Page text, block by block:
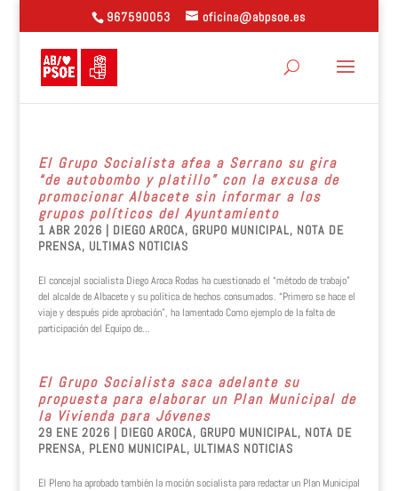
967590053 oficina@abpsoe.es
El Grupo Socialista afea a Serrano su gira
“de autobombo y platillo” con la excusa de
promocionar Albacete sin informar a los
grupos políticos del Ayuntamiento
1 ABR 2026 | DIEGO AROCA, GRUPO MUNICIPAL, NOTA DE
PRENSA, ULTIMAS NOTICIAS
El concejal socialista Diego Aroca Rodas ha cuestionado el “método de trabajo”
del alcalde de Albacete y su política de hechos consumados. “Primero se hace el
viaje y después pide aprobación”, ha lamentado Como ejemplo de la falta de
participación del Equipo de...
El Grupo Socialista saca adelante su
propuesta para elaborar un Plan Municipal de
la Vivienda para Jóvenes
29 ENE 2026 | DIEGO AROCA, GRUPO MUNICIPAL, NOTA DE
PRENSA, PLENO MUNICIPAL, ULTIMAS NOTICIAS
El Pleno ha aprobado también la moción socialista para redactar un Plan Municipal